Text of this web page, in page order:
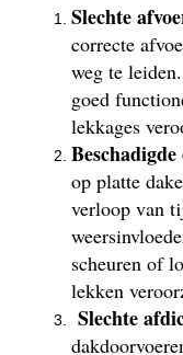
Slechte
correcte
weg te
goed
lekkages
op platte
verloop van
scheuren of
lekken
Slechte